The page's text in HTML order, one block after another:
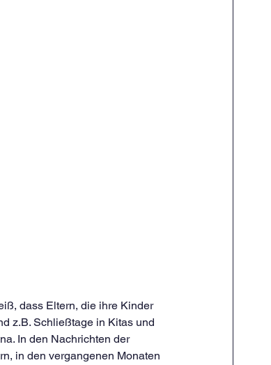
dass Eltern, die ihre Kinder
z.B. Schließtage in Kitas und
In den Nachrichten der
in den vergangenen Monaten